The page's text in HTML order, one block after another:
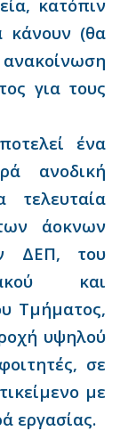
κατόπιν
κάνουν (θα
για τους
ένα
ανοδική
άοκνων
ΔΕΠ, του
και
Τμήματος,
υψηλού
σε
με
εργασίας.